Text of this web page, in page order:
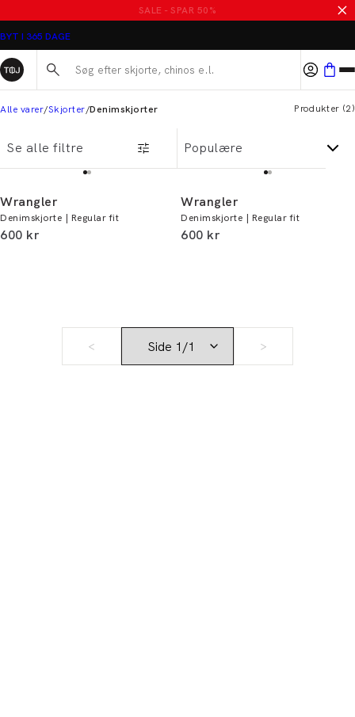
SALE - SPAR 50%
BYT I 365 DAGE
Søg her...
Alle varer Skjorter Denimskjorter Produkter (2)
Se alle filtre
Wrangler
Denimskjorte | Regular fit
I alt (inkl. rabat)
600 kr
Wrangler
Denimskjorte | Regular fit
I alt (inkl. rabat)
600 kr